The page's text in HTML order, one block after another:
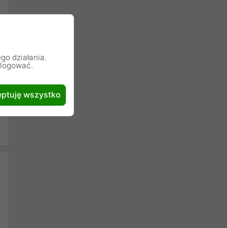
działania.
wszystko